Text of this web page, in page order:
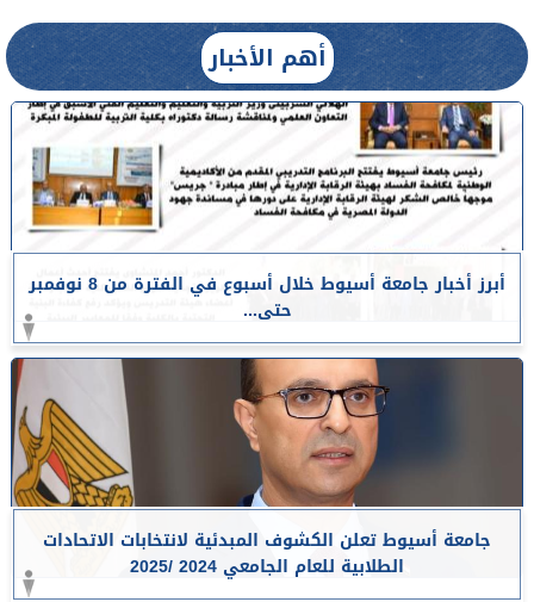
أهم الأخبار
أبرز أخبار جامعة أسيوط خلال أسبوع في الفترة من 8 نوفمبر
حتى...
جامعة أسيوط تعلن الكشوف المبدئية لانتخابات الاتحادات
الطلابية للعام الجامعي 2024 /2025